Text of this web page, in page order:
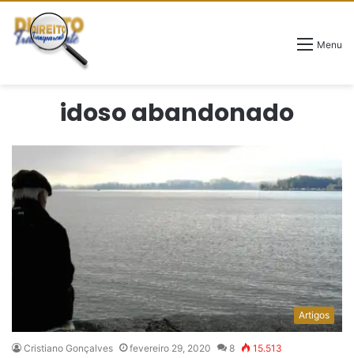
Menu
idoso abandonado
Artigos
Cristiano Gonçalves fevereiro 29, 2020 8 15.513